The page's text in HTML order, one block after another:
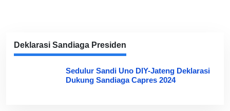
Deklarasi Sandiaga Presiden
Sedulur Sandi Uno DIY-Jateng Deklarasi
Dukung Sandiaga Capres 2024